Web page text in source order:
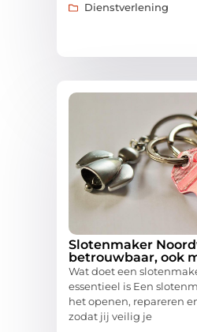
Dienstverlening
Slotenmaker
betrouwbaar, ook
Wat doet een
essentieel is Een
het openen, repareren
zodat jij veilig je